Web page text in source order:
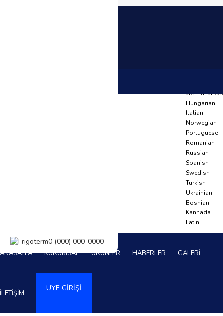
GermanGreek
Hungarian
Italian
Norwegian
Portuguese
Romanian
Russian
Spanish
Swedish
Turkish
Ukrainian
Bosnian
Kannada
Latin
ANASAYFA KURUMSAL ÜRÜNLER HABERLER GALERİ
İLETİŞİM
ÜYE GİRİŞİ